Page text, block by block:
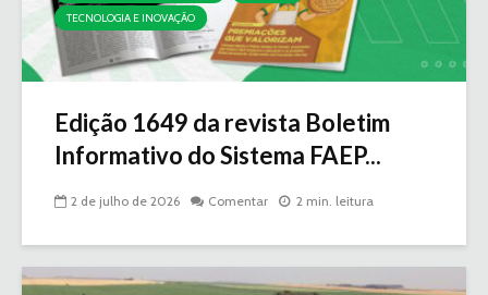
TECNOLOGIA E INOVAÇÃO
Edição 1649 da revista Boletim
Informativo do Sistema FAEP...
2 de julho de 2026 Comentar 2 min. leitura